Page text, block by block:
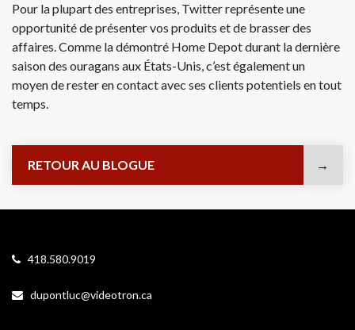
Pour la plupart des entreprises, Twitter représente une
opportunité de présenter vos produits et de brasser des
affaires. Comme la démontré Home Depot durant la dernière
saison des ouragans aux États-Unis, c’est également un
moyen de rester en contact avec ses clients potentiels en tout
temps.
RETOUR AU BLOGUE
418.580.9019
dupontluc@videotron.ca